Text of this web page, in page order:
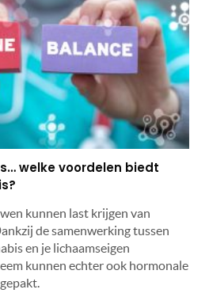
welke voordelen biedt
kunnen last krijgen van
de samenwerking tussen
en je lichaamseigen
kunnen echter ook hormonale